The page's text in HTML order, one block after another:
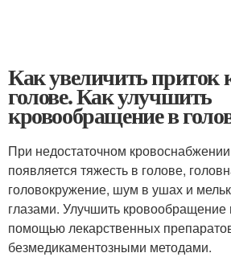
Как увеличить приток
голове. Как улучшить
кровообращение в
При недостаточном
появляется тяжесть в голове,
головокружение, шум в ушах и
глазами. Улучшить кровообращение
помощью лекарственных
безмедикаментозными методами.